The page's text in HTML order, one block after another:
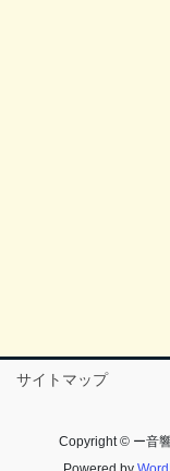
サイトマップ
Copyright © ー音